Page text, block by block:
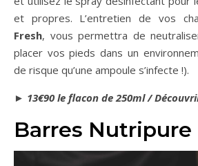
et propres. L’entretien de vos
Fresh, vous permettra de
placer vos pieds dans un
de risque qu’une ampoule s’infecte !).
► 13€90 le flacon de 250ml /
Barres Nutripure